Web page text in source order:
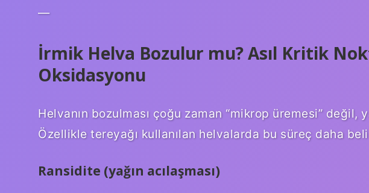
—
İrmik Helva Bozulur mu? Asıl Kritik
Oksidasyonu
Helvanın bozulması çoğu zaman “mikrop üremesi” değil,
Özellikle tereyağı kullanılan helvalarda bu süreç daha
Ransidite (yağın acılaşması)